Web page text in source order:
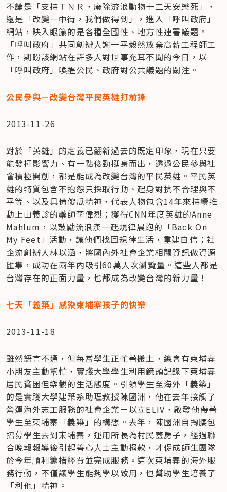
不論是「支持ＴＮＲ，廢除流浪動物十二天安樂死」，
還是「改變一中街，我們做得到」，進入「呼叫政府」
網站，映入眼簾的是各種全國性、地方性連署議題。
「呼叫政府」共同創辦人謝一平毅然放棄高薪工程師工
作，期盼該網站在許多人對世事充耳不聞的今日，以
「呼叫政府」喚醒公民、政府對公共議題的關注。
公民參與－改變台灣平民英雄打前鋒
2013-11-26
對於「英雄」的定義已翻新過去的既定印象，現在只要
能發揮影響力、有一點傻勁挺身而出，透過公民參與社
會積極開創，都是能成為改變台灣的平民英雄。平民英
雄的特質包含不抱怨只採取行動、起身對抗不合理與不
平等、以及具備傻瓜精神，代表人物包含14年來持續推
動上山義診的藥師李偉烈；獲得CNN年度英雄的Anne
Mahlum，以鼓勵流浪漢一起規律晨跑的「Back On
My Feet」活動，讓他們找回規律生活，重建自信；社
企流創辦人林以涵，將國內外社會企業相關資訊做資源
匯集，成功在兩年內吸引60萬人次瀏覽量。這些人都是
台灣存在的正面力量，也都成為改變台灣的新力量！
七天「義築」感染柬埔寨孩子的快樂
2013-11-18
雖然語言不通，但每當學生正忙著搬土，總會有柬埔寨
小朋友主動幫忙，實踐大學學生利用鏡頭記錄下柬埔寨
居民貧困但樂觀的生活態度。引領學生至海外「義築」
的是實踐大學建築系助理教授陳國洲，他在去年接觸了
營運海外志工服務的社會企業－以立ELIV，啟發他帶著
學生至柬埔寨「義築」的構想。去年，陳國洲自掏腰包
招募學生去到柬埔寨，運用所長為村民蓋房子，經過聯
合晚報報導後引起善心人士主動捐款，才促成師生團隊
於今年順利籌措經費並完成服務。這次柬埔寨的海外服
務行動，不僅讓學生能夠學以致用，也幫助學生培養了
「利他」精神。